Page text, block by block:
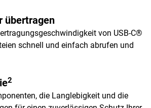
übertragen
von USB-C®
schnell und einfach abrufen und
2
die Langlebigkeit und die